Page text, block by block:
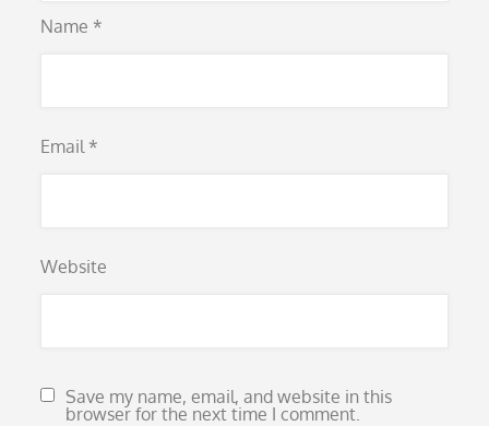
Name *
Email *
Website
Save my name, email, and website in this
browser for the next time I comment.